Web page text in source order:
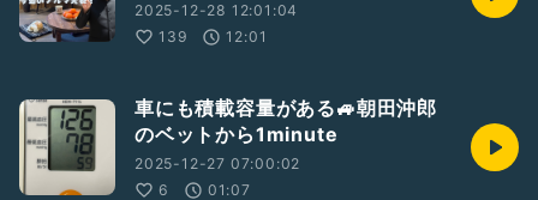
2025-12-28 12:01:04
139
12:01
車にも積載容量がある🚙朝田沖郎
のベットから1minute
2025-12-27 07:00:02
6
01:07